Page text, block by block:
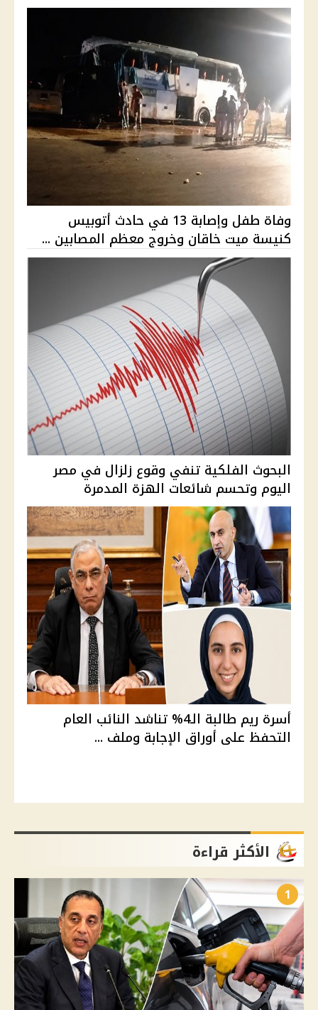
وفاة طفل وإصابة 13 في حادث أتوبيس
كنيسة ميت خاقان وخروج معظم المصابين ...
البحوث الفلكية تنفي وقوع زلزال في مصر
اليوم وتحسم شائعات الهزة المدمرة
أسرة ريم طالبة الـ4% تناشد النائب العام
التحفظ على أوراق الإجابة وملف ...
الأكثر قراءة
1